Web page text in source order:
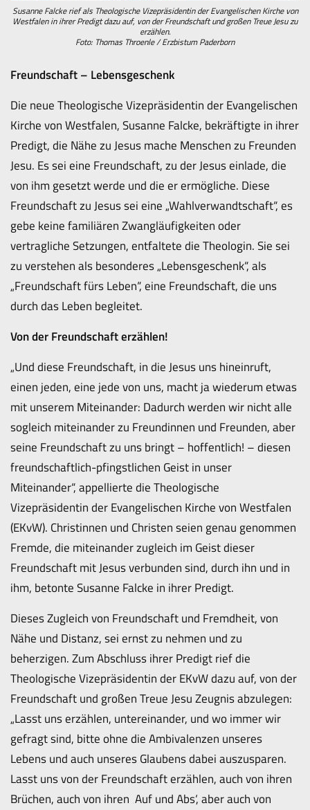
Susanne Falcke rief als Theologische Vizepräsidentin der Evangelischen Kirche von
Westfalen in ihrer Predigt dazu auf, von der Freundschaft und großen Treue Jesu zu
erzählen.
Foto: Thomas Throenle / Erzbistum Paderborn
Freundschaft – Lebensgeschenk
Die neue Theologische Vizepräsidentin der Evangelischen
Kirche von Westfalen, Susanne Falcke, bekräftigte in ihrer
Predigt, die Nähe zu Jesus mache Menschen zu Freunden
Jesu. Es sei eine Freundschaft, zu der Jesus einlade, die
von ihm gesetzt werde und die er ermögliche. Diese
Freundschaft zu Jesus sei eine „Wahlverwandtschaft“, es
gebe keine familiären Zwangläufigkeiten oder
vertragliche Setzungen, entfaltete die Theologin. Sie sei
zu verstehen als besonderes „Lebensgeschenk“, als
„Freundschaft fürs Leben“, eine Freundschaft, die uns
durch das Leben begleitet.
Von der Freundschaft erzählen!
„Und diese Freundschaft, in die Jesus uns hineinruft,
einen jeden, eine jede von uns, macht ja wiederum etwas
mit unserem Miteinander: Dadurch werden wir nicht alle
sogleich miteinander zu Freundinnen und Freunden, aber
seine Freundschaft zu uns bringt – hoffentlich! – diesen
freundschaftlich-pfingstlichen Geist in unser
Miteinander“, appellierte die Theologische
Vizepräsidentin der Evangelischen Kirche von Westfalen
(EKvW). Christinnen und Christen seien genau genommen
Fremde, die miteinander zugleich im Geist dieser
Freundschaft mit Jesus verbunden sind, durch ihn und in
ihm, betonte Susanne Falcke in ihrer Predigt.
Dieses Zugleich von Freundschaft und Fremdheit, von
Nähe und Distanz, sei ernst zu nehmen und zu
beherzigen. Zum Abschluss ihrer Predigt rief die
Theologische Vizepräsidentin der EKvW dazu auf, von der
Freundschaft und großen Treue Jesu Zeugnis abzulegen:
„Lasst uns erzählen, untereinander, und wo immer wir
gefragt sind, bitte ohne die Ambivalenzen unseres
Lebens und auch unseres Glaubens dabei auszusparen.
Lasst uns von der Freundschaft erzählen, auch von ihren
Brüchen, auch von ihren ‚Auf und Abs‘, aber auch von